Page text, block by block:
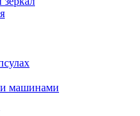
машинами